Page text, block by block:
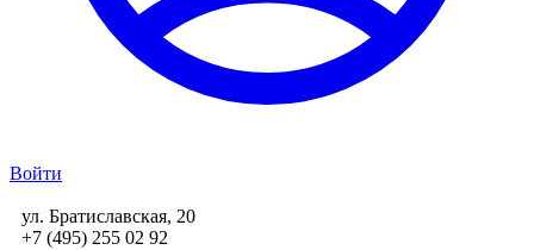
Войти
ул. Братиславская, 20
+7 (495) 255 02 92